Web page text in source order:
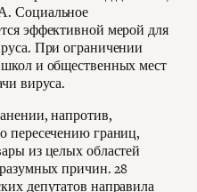
Социальное
эффективной мерой для
При ограничении
и общественных мест
вируса.
напротив,
пересечению границ,
из целых областей
причин. 28
депутатов направила